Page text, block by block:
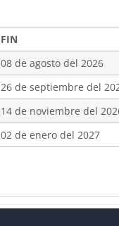
FIN
08 de agosto del 2026
26 de septiembre del
14 de noviembre del
02 de enero del 2027